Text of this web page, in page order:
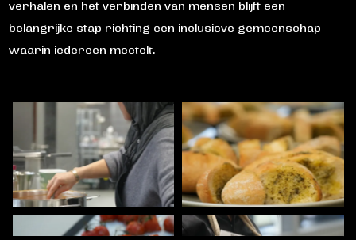
verhalen en het verbinden van mensen blijft een
belangrijke stap richting een inclusieve gemeenschap
waarin iedereen meetelt.